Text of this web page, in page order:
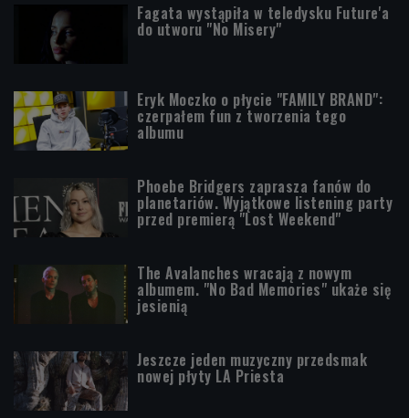
Fagata wystąpiła w teledysku Future'a
do utworu "No Misery"
Eryk Moczko o płycie "FAMILY BRAND":
czerpałem fun z tworzenia tego
albumu
Phoebe Bridgers zaprasza fanów do
planetariów. Wyjątkowe listening party
przed premierą "Lost Weekend"
The Avalanches wracają z nowym
albumem. "No Bad Memories" ukaże się
jesienią
Jeszcze jeden muzyczny przedsmak
nowej płyty LA Priesta